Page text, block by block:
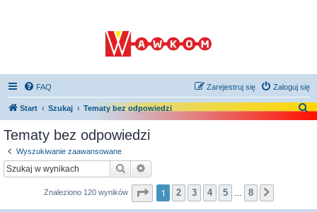
FAQ Zaloguj się
Zarejestruj się
Start Szukaj Tematy bez odpowiedzi
Tematy bez odpowiedzi
Wyszukiwanie zaawansowane
Szukaj
Znaleziono 120 wyników Strona1 z8
1 2 3 4 5 8